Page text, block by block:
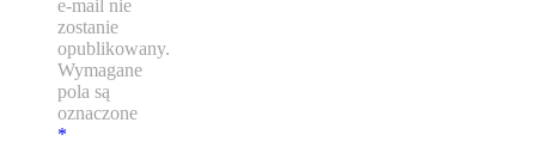
e-mail nie
zostanie
opublikowany.
Wymagane
pola są
oznaczone
*